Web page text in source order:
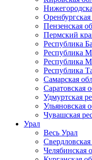
Оренбургская
Пензенская
Пермский
Республика
Республика
Республика
Республика
Самарская
Саратовская
Удмуртская
Ульяновская
Чувашская
Урал
Весь Урал
Свердловская
Челябинская